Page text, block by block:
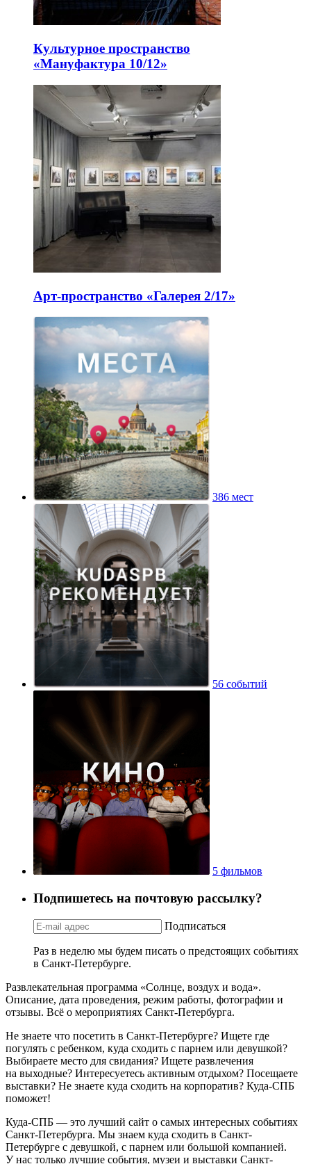
Культурное пространство
«Мануфактура 10/12»
Арт-пространство «Галерея 2/17»
386 мест
56 событий
5 фильмов
Подпишетесь на почтовую рассылку?
Подписаться
Раз в неделю мы будем писать о предстоящих событиях
в Санкт-Петербурге.
Развлекательная программа «Солнце, воздух и вода».
Описание, дата проведения, режим работы, фотографии и
отзывы. Всё о мероприятиях Санкт-Петербурга.
Не знаете что посетить в Санкт-Петербурге? Ищете где
погулять с ребенком, куда сходить с парнем или девушкой?
Выбираете место для свидания? Ищете развлечения
на выходные? Интересуетесь активным отдыхом? Посещаете
выставки? Не знаете куда сходить на корпоратив? Куда-СПБ
поможет!
Куда-СПБ — это лучший сайт о самых интересных событиях
Санкт-Петербурга. Мы знаем куда сходить в Санкт-
Петербурге с девушкой, с парнем или большой компанией.
У нас только лучшие события, музеи и выставки Санкт-